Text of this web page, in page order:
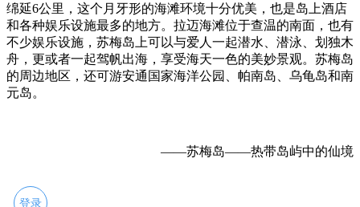
绵延6公里，这个月牙形的海滩环境十分优美，也是岛上酒店
和各种娱乐设施最多的地方。拉迈海滩位于查温的南面，也有
不少娱乐设施，苏梅岛上可以与爱人一起潜水、潜泳、划独木
舟，更或者一起驾帆出海，享受海天一色的美妙景观。苏梅岛
的周边地区，还可游安通国家海洋公园、帕南岛、乌龟岛和南
元岛。
——苏梅岛——热带岛屿中的仙境
登录